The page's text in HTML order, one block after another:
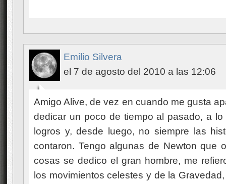
Emilio Silvera
el 7 de agosto del 2010 a las 12:06
Amigo Alive, de vez en cuando me gusta
dedicar un poco de tiempo al pasado, a
logros y, desde luego, no siempre las
contaron. Tengo algunas de Newton que
cosas se dedico el gran hombre, me
los movimientos celestes y de la